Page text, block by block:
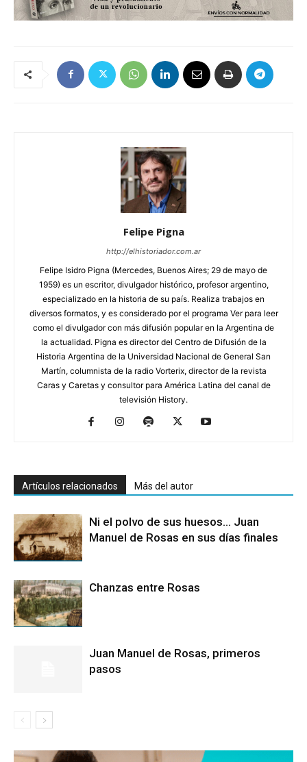
Felipe Pigna
http://elhistoriador.com.ar
Felipe Isidro Pigna (Mercedes, Buenos Aires; 29 de mayo de
1959) es un escritor, divulgador histórico, profesor argentino,
especializado en la historia de su país. Realiza trabajos en
diversos formatos, y es considerado por el programa Ver para leer
como el divulgador con más difusión popular en la Argentina de
la actualidad. Pigna es director del Centro de Difusión de la
Historia Argentina de la Universidad Nacional de General San
Martín, columnista de la radio Vorterix, director de la revista
Caras y Caretas y consultor para América Latina del canal de
televisión History.
Artículos relacionados Más del autor
Ni el polvo de sus huesos… Juan
Manuel de Rosas en sus días finales
Chanzas entre Rosas
Juan Manuel de Rosas, primeros
pasos